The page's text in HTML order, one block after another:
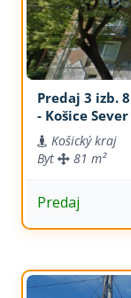
Predaj 3 izb.
- Košice Sever
Košický kraj
Byt
81 m²
Predaj